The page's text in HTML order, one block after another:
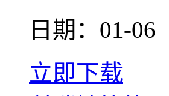
日期：01-06
立即下载